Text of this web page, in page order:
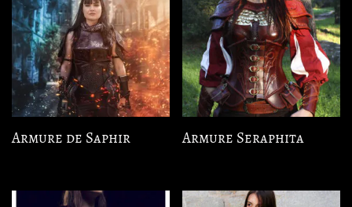
Armure de Saphir Armure Seraphita